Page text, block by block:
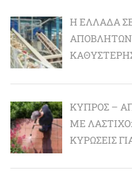
Η ΕΛΛΆΔΑ
ΚΎΠΡΟΣ –
ΜΕ
ΚΥΡΏΣΕΙΣ